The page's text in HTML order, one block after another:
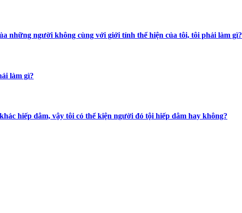
những người không cùng với giới tính thể hiện của tôi, tôi phải làm gì?
làm gì?
hiếp dâm, vậy tôi có thể kiện người đó tội hiếp dâm hay không?